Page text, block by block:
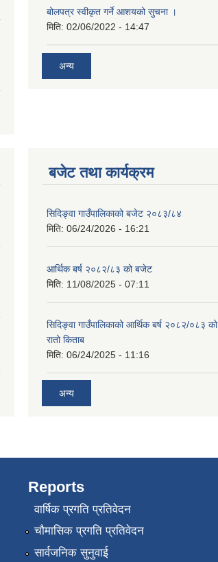
बोलपत्र स्वीकृत गर्ने आशयको सुचना ।
मिति: 02/06/2022 - 14:47
अन्य
बजेट तथा कार्यक्रम
सिदिङ्वा गाउँपालिकाको बजेट २०८३/८४
मिति: 06/24/2026 - 16:21
आर्थिक बर्ष २०८२/८३ को बजेट
मिति: 11/08/2025 - 07:11
सिदिङ्वा गाउँपालिकाको आर्थिक बर्ष २०८२/०८३ को
रातो किताब
मिति: 06/24/2025 - 11:16
अन्य
Reports
वार्षिक प्रगति प्रतिवेदन
चौमासिक प्रगति प्रतिवेदन
सार्वजनिक सुनुवाई